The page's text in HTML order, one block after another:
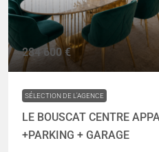
284 600 €
SÉLECTION DE L'AGENCE
LE BOUSCAT CENTRE
+PARKING + GARAGE